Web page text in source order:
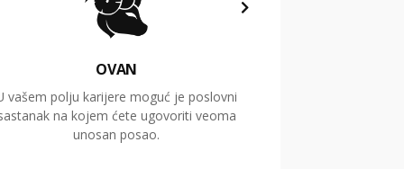
OVAN
vašem polju karijere moguć je poslovni
na kojem ćete ugovoriti veoma
unosan posao.